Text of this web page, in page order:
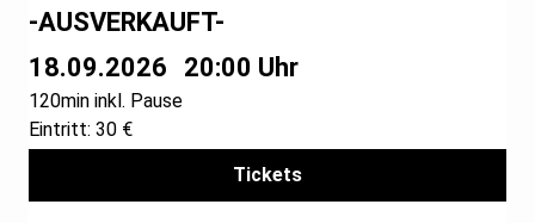
18.09.2026 20:00 Uhr
120min inkl. Pause
Eintritt: 30 €
Tickets
-AUSVERKAUFT-